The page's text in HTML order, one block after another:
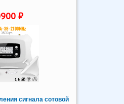
₽
сигнала сотовой